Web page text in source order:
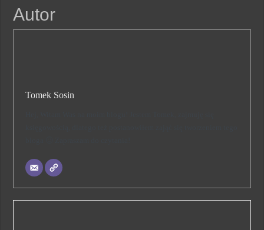
Autor
Tomek Sosin